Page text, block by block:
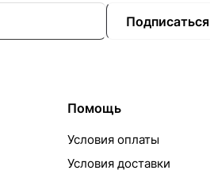
Подписаться
Помощь
Условия оплаты
Условия доставки